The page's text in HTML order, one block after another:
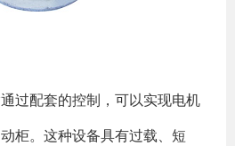
过配套的控制，可以实现电机
柜。这种设备具有过载、短